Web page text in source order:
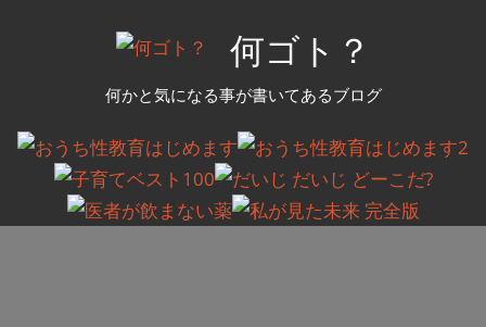
ツ
何ゴト？
何かと気になる事が書いてあるブログ